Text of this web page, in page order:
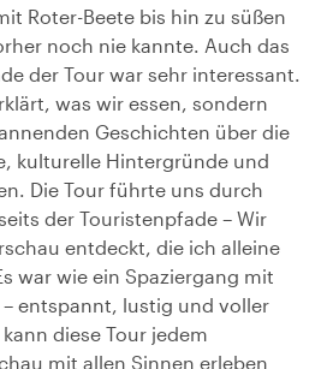
Roter-Beete bis hin zu süßen
noch nie kannte. Auch das
der Tour war sehr interessant.
was wir essen, sondern
Geschichten über die
kulturelle Hintergründe und
Die Tour führte uns durch
der Touristenpfade – Wir
entdeckt, die ich alleine
war wie ein Spaziergang mit
entspannt, lustig und voller
diese Tour jedem
mit allen Sinnen erleben